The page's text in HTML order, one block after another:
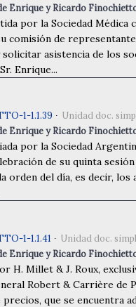
Enrique y Ricardo
por la Sociedad Médica
comisión de
solicitar asistencia de los
Enrique...
1-1.1.39 Unidad doc.
Enrique y Ricardo
por la Sociedad
de su quinta
orden del día, es decir, los
1-1.1.41 Unidad doc.
Enrique y Ricardo
H. Millet & J. Roux,
Robert & Carrière de
precios, que se encuentra